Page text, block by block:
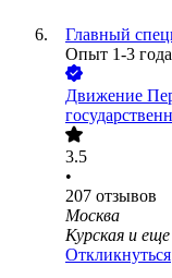
Главный
Опыт 1-3 года
Движение
3.5
•
207 отзывов
Москва
Курская и еще
Откликнуться